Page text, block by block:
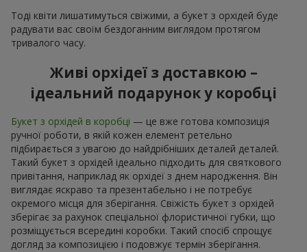
Тоді квіти лишатимуться свіжими, а букет з орхідей буде
радувати вас своїм бездоганним виглядом протягом
тривалого часу.
Живі орхідеї з доставкою –
ідеальний подарунок у коробці
Букет з орхідей в коробці — це вже готова композиція
ручної роботи, в якій кожен елемент ретельно
підбирається з увагою до найдрібніших деталей деталей.
Такий букет з орхідей ідеально підходить для святкового
привітання, наприклад як орхідеї з днем народження. Він
виглядає яскраво та презентабельно і не потребує
окремого місця для зберігання. Свіжість букет з орхідей
зберігає за рахунок спеціальної флористичної губки, що
розміщується всередині коробки. Такий спосіб спрощує
догляд за композицією і подовжує термін зберігання.